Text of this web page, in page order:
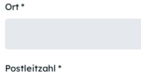
Ort*
Postleitzahl *